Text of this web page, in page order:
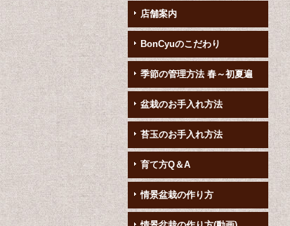
店舗案内
BonCyuのこだわり
季節の管理方法 春～初夏遍
盆栽のお手入れ方法
苔玉のお手入れ方法
育て方Q＆A
情景盆栽の作り方